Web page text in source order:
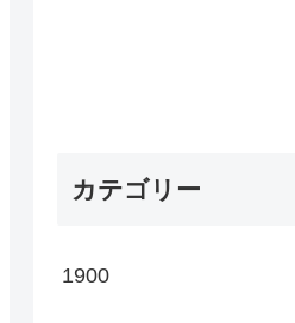
カテゴリー
1900